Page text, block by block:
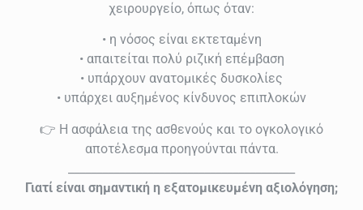
χειρουργείο, όπως όταν:
• η νόσος είναι εκτεταμένη
• απαιτείται πολύ ριζική επέμβαση
• υπάρχουν ανατομικές δυσκολίες
• υπάρχει αυξημένος κίνδυνος επιπλοκών
👉 Η ασφάλεια της ασθενούς και το ογκολογικό
αποτέλεσμα προηγούνται πάντα.
Γιατί είναι σημαντική η εξατομικευμένη αξιολόγηση;